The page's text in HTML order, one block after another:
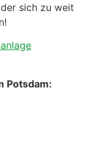
sich zu weit
Potsdam: